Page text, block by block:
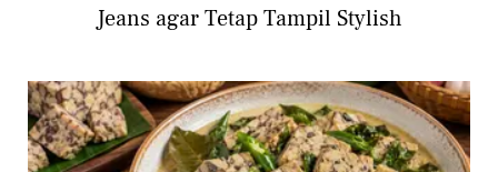
Jeans agar Tetap Tampil Stylish